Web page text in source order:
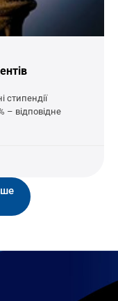
стипендії
– відповідне